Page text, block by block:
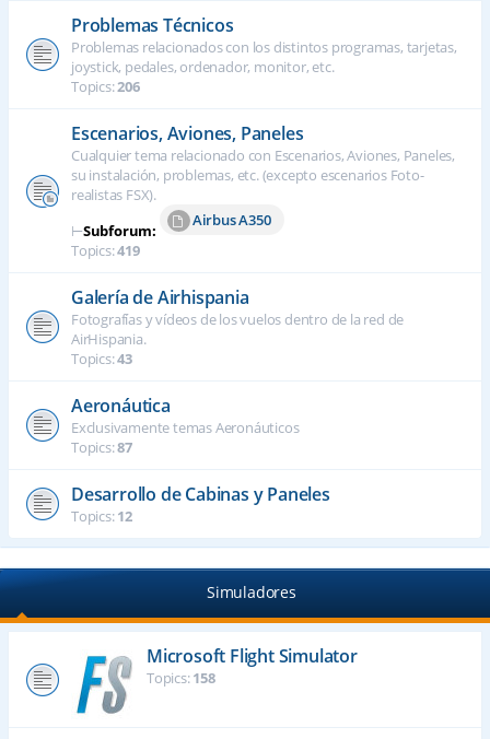
Problemas Técnicos
Problemas relacionados con los distintos programas, tarjetas,
joystick, pedales, ordenador, monitor, etc.
Topics:206
Escenarios, Aviones, Paneles
Cualquier tema relacionado con Escenarios, Aviones, Paneles,
su instalación, problemas, etc. (excepto escenarios Foto-
realistas FSX).
⊢Subforum:
Airbus A350
Topics:419
Galería de Airhispania
Fotografías y vídeos de los vuelos dentro de la red de
AirHispania.
Topics:43
Aeronáutica
Exclusivamente temas Aeronáuticos
Topics:87
Desarrollo de Cabinas y Paneles
Topics:12
Simuladores
Microsoft Flight Simulator
Topics:158